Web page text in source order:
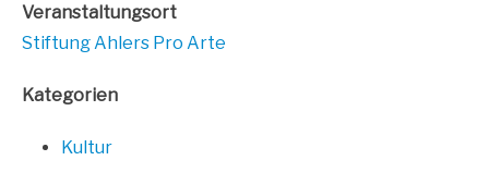
Ver­an­stal­tungs­ort
Stif­tung Ahlers Pro Arte
Kate­go­rien
Kul­tur